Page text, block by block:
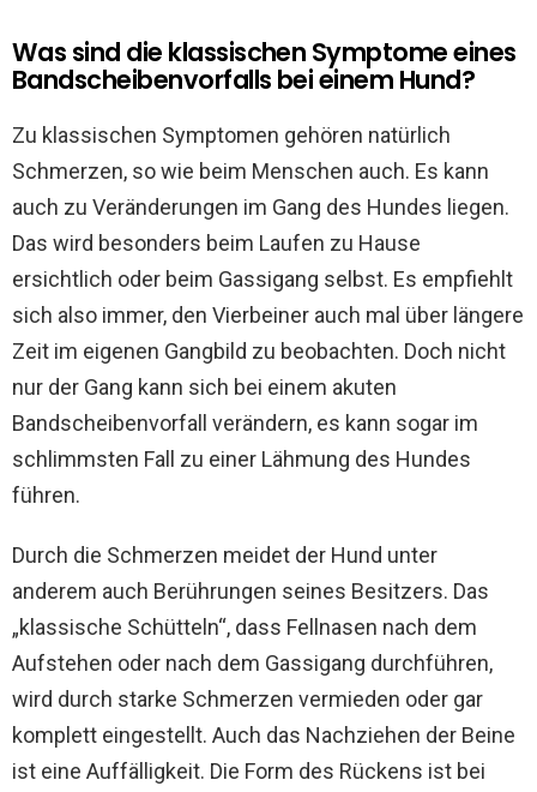
Was sind die klassischen Symptome eines
Bandscheibenvorfalls bei einem Hund?
Zu klassischen Symptomen gehören natürlich
Schmerzen, so wie beim Menschen auch. Es kann
auch zu Veränderungen im Gang des Hundes liegen.
Das wird besonders beim Laufen zu Hause
ersichtlich oder beim Gassigang selbst. Es empfiehlt
sich also immer, den Vierbeiner auch mal über längere
Zeit im eigenen Gangbild zu beobachten. Doch nicht
nur der Gang kann sich bei einem akuten
Bandscheibenvorfall verändern, es kann sogar im
schlimmsten Fall zu einer Lähmung des Hundes
führen.
Durch die Schmerzen meidet der Hund unter
anderem auch Berührungen seines Besitzers. Das
„klassische Schütteln“, dass Fellnasen nach dem
Aufstehen oder nach dem Gassigang durchführen,
wird durch starke Schmerzen vermieden oder gar
komplett eingestellt. Auch das Nachziehen der Beine
ist eine Auffälligkeit. Die Form des Rückens ist bei